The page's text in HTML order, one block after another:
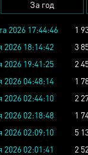
За год
2026 17:44:46
1
2026 18:14:42
3
2026 19:41:25
2
2026 04:48:14
1
2026 02:44:10
2
2026 02:18:48
1
2026 02:09:10
5
02:01:41
2